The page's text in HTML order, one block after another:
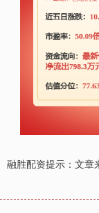
融胜配资提示：文章